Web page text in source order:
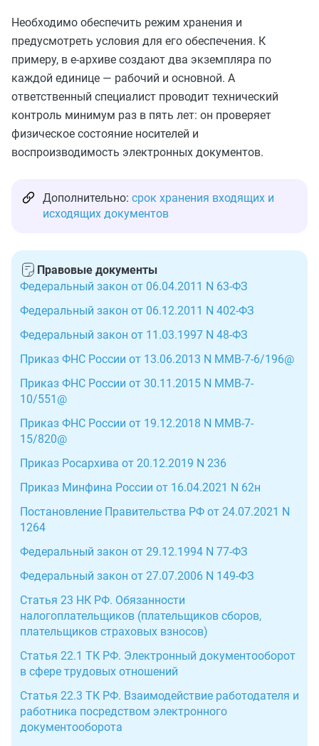
Необходимо обеспечить режим хранения и
предусмотреть условия для его обеспечения. К
примеру, в е-архиве создают два экземпляра по
каждой единице — рабочий и основной. А
ответственный специалист проводит технический
контроль минимум раз в пять лет: он проверяет
физическое состояние носителей и
воспроизводимость электронных документов.
Дополнительно: срок хранения входящих и
исходящих документов
Правовые документы
Федеральный закон от 06.04.2011 N 63-ФЗ
Федеральный закон от 06.12.2011 N 402-ФЗ
Федеральный закон от 11.03.1997 N 48-ФЗ
Приказ ФНС России от 13.06.2013 N ММВ-7-6/196@
Приказ ФНС России от 30.11.2015 N ММВ-7-
10/551@
Приказ ФНС России от 19.12.2018 N ММВ-7-
15/820@
Приказ Росархива от 20.12.2019 N 236
Приказ Минфина России от 16.04.2021 N 62н
Постановление Правительства РФ от 24.07.2021 N
1264
Федеральный закон от 29.12.1994 N 77-ФЗ
Федеральный закон от 27.07.2006 N 149-ФЗ
Статья 23 НК РФ. Обязанности
налогоплательщиков (плательщиков сборов,
плательщиков страховых взносов)
Статья 22.1 ТК РФ. Электронный документооборот
в сфере трудовых отношений
Статья 22.3 ТК РФ. Взаимодействие работодателя и
работника посредством электронного
документооборота